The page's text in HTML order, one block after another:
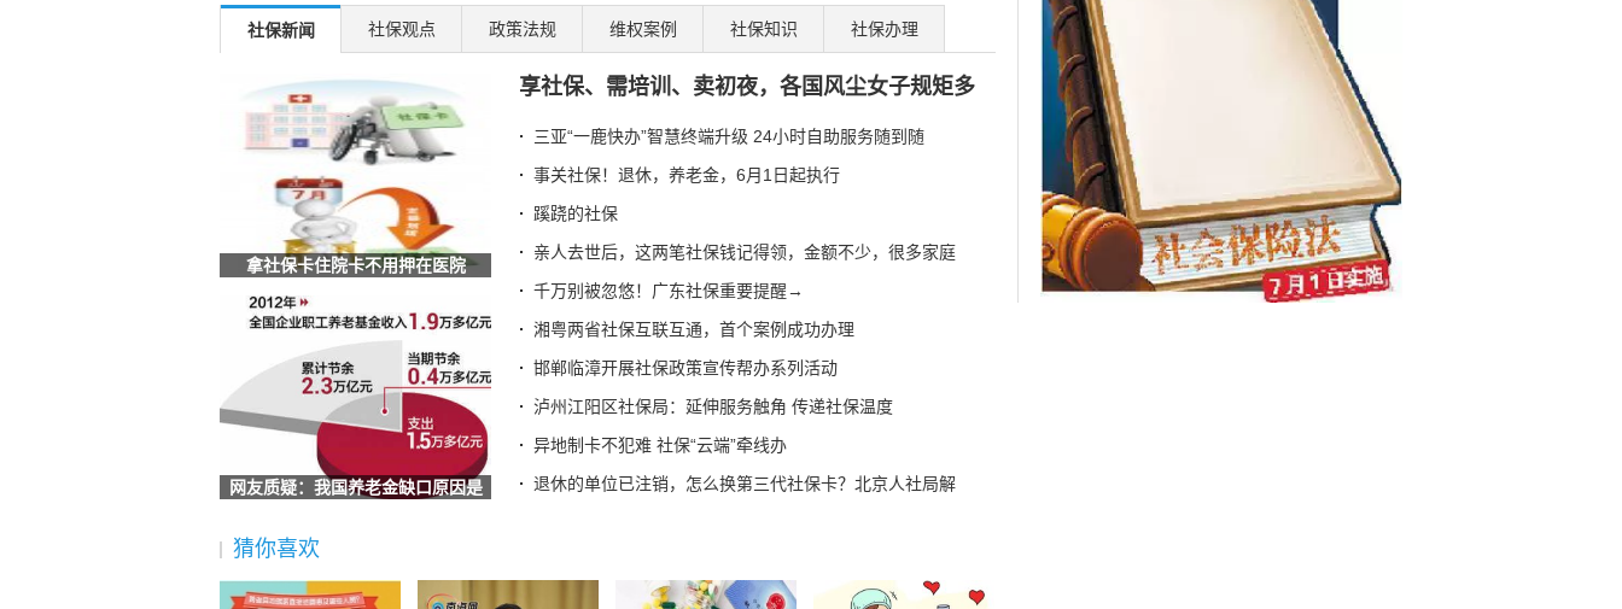
邯郸临漳开展社保政策宣传帮办系列活动
泸州江阳区社保局：延伸服务触角 传递社保温度
异地制卡不犯难 社保“云端”牵线办
退休的单位已注销，怎么换第三代社保卡？北京人社局解答
七台河破冰之举！社保卡+智慧赛事系统解锁冰雪体育数字化新
四川汉源：社保打好服务组合拳 提升重点群体服务质效
湖北荆门：社保“私人定制”服务让民生保障更有温度
安徽六安：叶集区人社局工伤宣传进企业 社保政策暖人心
辽宁：全国首创 沈阳“智慧社保”实现延迟退休政策“指
甘肃酒泉：数字引擎驱动社保经办升级 智慧服务托起民生
海南省社保中心提示：离退休人员需按期完成养老保险待遇资
全国人民代表大会常务委员会关于实施渐进式延迟法定退休年
梁建章建议按孩子数量发钱：每月3000元直至孩子18岁、家长
宜宾三江新区两家单位荣获“全国文明单位”称号
广东省社保局最新提醒
德生科技：公司研发完成了社会保障卡加载数字人民币的技术
社保不够最低缴费年限怎么办？广东社保权威解答
社保新闻 社保观点 政策法规 维权案例 社保知识 社保办理
拿社保卡住院卡不用押在医院
网友质疑：我国养老金缺口原因是
享社保、需培训、卖初夜，各国风尘女子规矩多
三亚“一鹿快办”智慧终端升级 24小时自助服务随到随
事关社保！退休，养老金，6月1日起执行
蹊跷的社保
亲人去世后，这两笔社保钱记得领，金额不少，很多家庭
千万别被忽悠！广东社保重要提醒→
湘粤两省社保互联互通，首个案例成功办理
邯郸临漳开展社保政策宣传帮办系列活动
泸州江阳区社保局：延伸服务触角 传递社保温度
异地制卡不犯难 社保“云端”牵线办
退休的单位已注销，怎么换第三代社保卡？北京人社局解
猜你喜欢
父女结婚为社保，结婚离
婚谁之过？
新国九条为牛市奠定制度
2016二连浩特工伤保险费
率调整新消息
2015年人社部公布各地月
最低工资标准最新消息